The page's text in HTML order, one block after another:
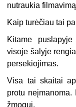
nutraukia
Kaip turėčiau tai
Kitame
visoje šalyje
persekiojimas.
Visa tai skaitai
protu
žmogui.